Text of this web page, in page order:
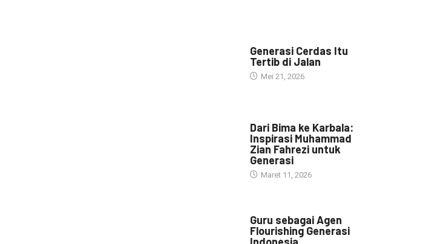
Generasi Cerdas Itu
Tertib di Jalan
Mei 21, 2026
Dari Bima ke Karbala:
Inspirasi Muhammad
Zian Fahrezi untuk
Generasi
Maret 11, 2026
Guru sebagai Agen
Flourishing Generasi